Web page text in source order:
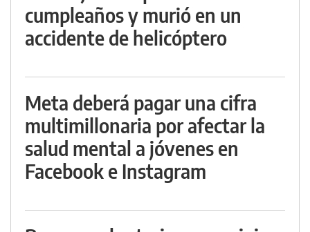
cumpleaños y murió en un
accidente de helicóptero
Meta deberá pagar una cifra
multimillonaria por afectar la
salud mental a jóvenes en
Facebook e Instagram